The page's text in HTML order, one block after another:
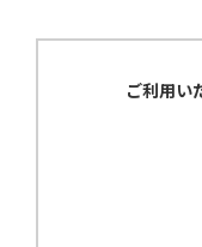
ご利用い